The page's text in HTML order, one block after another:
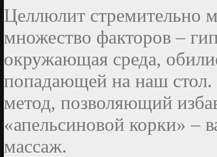
Целлюлит стремительно
множество факторов –
окружающая среда,
попадающей на наш
метод, позволяющий
«апельсиновой корки» –
массаж.